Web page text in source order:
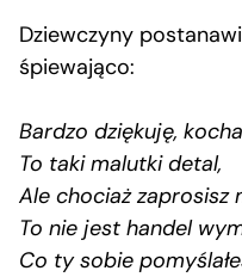
Dziewczyny
śpiewająco:
Bardzo dziękuję,
To taki malutki detal,
Ale chociaż zaprosisz
To nie jest handel
Co ty sobie